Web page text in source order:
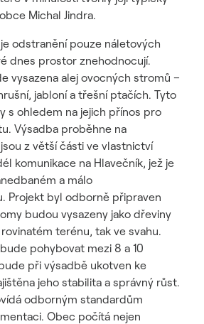
Michal Jindra.
odstranění pouze náletových
dnes prostor znehodnocují.
vysazena alej ovocných stromů –
jabloní a třešní ptačích. Tyto
s ohledem na jejich přínos pro
Výsadba proběhne na
z větší části ve vlastnictví
komunikace na Hlavečník, jež je
a málo
Projekt byl odborně připraven
budou vysazeny jako dřeviny
terénu, tak ve svahu.
pohybovat mezi 8 a 10
při výsadbě ukotven ke
jeho stabilita a správný růst.
odborným standardům
Obec počítá nejen